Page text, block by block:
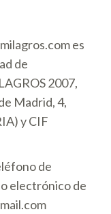
es
de
2007,
Madrid, 4,
y CIF
de
electrónico de